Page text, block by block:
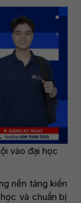
vào đại học
nền tảng kiến
và chuẩn bị